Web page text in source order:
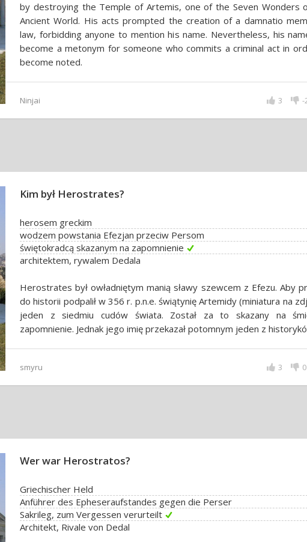
by destroying the Temple of Artemis, one of the Seven Wonders
Ancient World. His acts prompted the creation of a damnatio
law, forbidding anyone to mention his name. Nevertheless, his
become a metonym for someone who commits a criminal act in
become noted.
Ninjai -
3
Kim był Herostrates?
herosem greckim
wodzem powstania Efezjan przeciw Persom
świętokradcą skazanym na zapomnienie
architektem, rywalem Dedala
Herostrates był owładniętym manią sławy szewcem z Efezu. Aby
do historii podpalił w 356 r. p.n.e. świątynię Artemidy (miniatura na
jeden z siedmiu cudów świata. Został za to skazany na
zapomnienie. Jednak jego imię przekazał potomnym jeden z
smyru 0
3
Wer war Herostratos?
Griechischer Held
Anführer des Epheseraufstandes gegen die Perser
Sakrileg, zum Vergessen verurteilt
Architekt, Rivale von Dedal